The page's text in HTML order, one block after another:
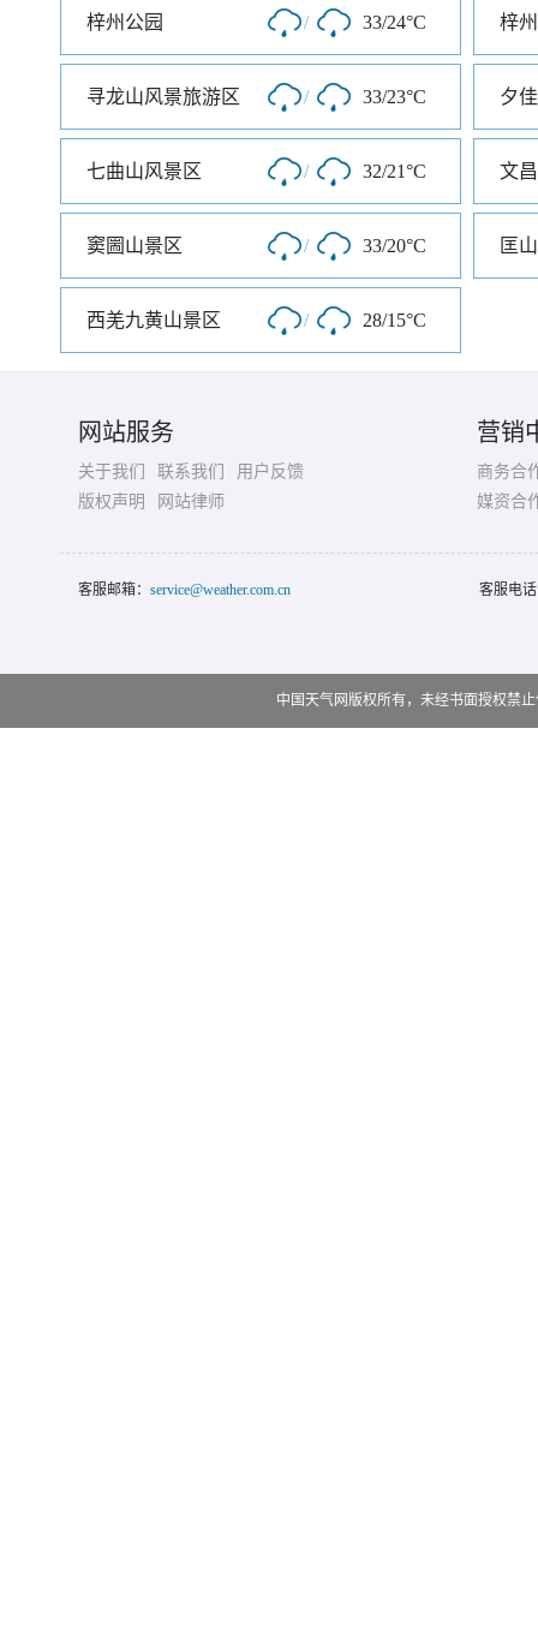
梓州公园 / 33/24°C 梓
寻龙山风景旅游区 / 33/23°C 夕
七曲山风景区 / 32/21°C 文
窦圌山景区 / 33/20°C 匡
西羌九黄山景区 / 28/15°C
网站服务
关于我们 联系我们
用户反馈
版权声明
网站律师
营销
商务合
媒资合
客服邮箱： service@weather.com.cn 客服电
中国天气网版权所有，未经书面授权